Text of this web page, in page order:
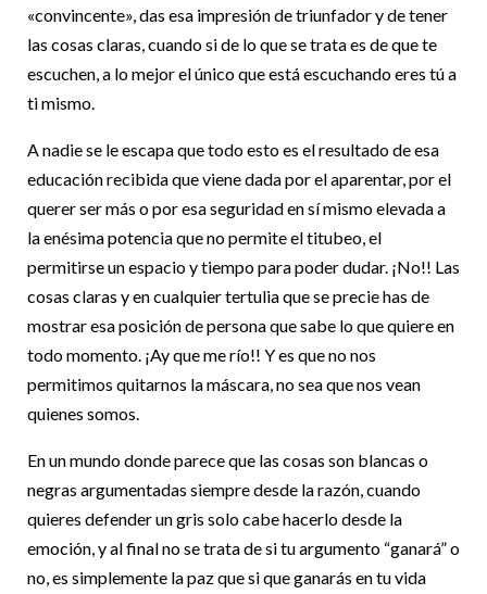
«convincente», das esa impresión de triunfador y de tener
las cosas claras, cuando si de lo que se trata es de que te
escuchen, a lo mejor el único que está escuchando eres tú a
ti mismo.
A nadie se le escapa que todo esto es el resultado de esa
educación recibida que viene dada por el aparentar, por el
querer ser más o por esa seguridad en sí mismo elevada a
la enésima potencia que no permite el titubeo, el
permitirse un espacio y tiempo para poder dudar. ¡No!! Las
cosas claras y en cualquier tertulia que se precie has de
mostrar esa posición de persona que sabe lo que quiere en
todo momento. ¡Ay que me río!! Y es que no nos
permitimos quitarnos la máscara, no sea que nos vean
quienes somos.
En un mundo donde parece que las cosas son blancas o
negras argumentadas siempre desde la razón, cuando
quieres defender un gris solo cabe hacerlo desde la
emoción, y al final no se trata de si tu argumento “ganará” o
no, es simplemente la paz que si que ganarás en tu vida